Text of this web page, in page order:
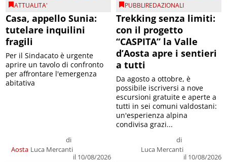
ATTUALITA'
Casa, appello Sunia:
tutelare inquilini
fragili
Aosta
di
Luca Mercanti
il 10/08/2026
Per il Sindacato è urgente
aprire un tavolo di confronto
per affrontare l'emergenza
abitativa
PUBBLIREDAZIONALI
Trekking senza limiti:
con il progetto
“CASPITA” la Valle
d’Aosta apre i sentieri
a tutti
di
Luca Mercanti
il 10/08/2026
Da agosto a ottobre, è
possibile iscriversi a nove
escursioni gratuite e aperte a
tutti in sei comuni valdostani:
un'esperienza alpina
condivisa grazi...